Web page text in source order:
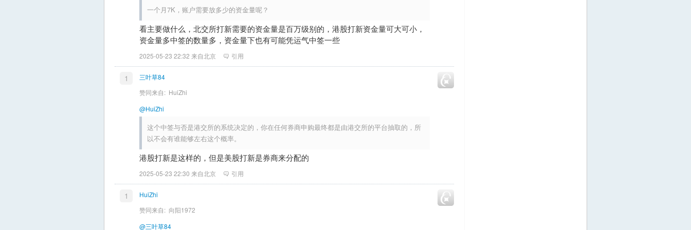
一个月7K，账户需要放多少的资金量呢？
看主要做什么，北交所打新需要的资金量是百万级别的，港股打新资金量可大可小，
资金量多中签的数量多，资金量下也有可能凭运气中签一些
2025-05-23 22:32 来自北京 引用
1
三叶草84
赞同来自: HuiZhi
@HuiZhi
这个中签与否是港交所的系统决定的，你在任何券商申购最终都是由港交所的平台抽取的，所
以不会有谁能够左右这个概率。
港股打新是这样的，但是美股打新是券商来分配的
2025-05-23 22:30 来自北京 引用
1
HuiZhi
赞同来自: 向阳1972
@三叶草84